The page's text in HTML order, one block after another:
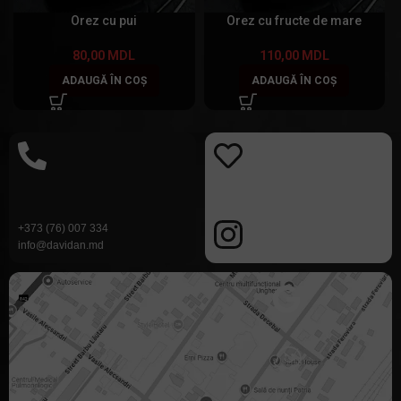
Orez cu pui
80,00 MDL
ADAUGĂ ÎN COȘ
Orez cu fructe de mare
110,00 MDL
ADAUGĂ ÎN COȘ
+373 (76) 007 334
info@davidan.md